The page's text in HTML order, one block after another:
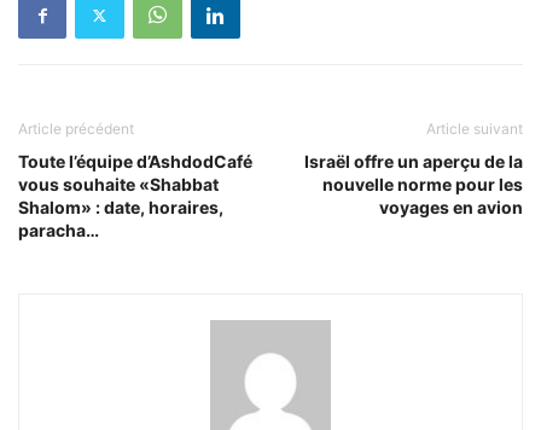
Article précédent
Toute l’équipe d’AshdodCafé
vous souhaite «Shabbat
Shalom» : date, horaires,
paracha…
Article suivant
Israël offre un aperçu de la
nouvelle norme pour les
voyages en avion